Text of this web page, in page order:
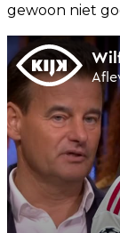
gewoon niet